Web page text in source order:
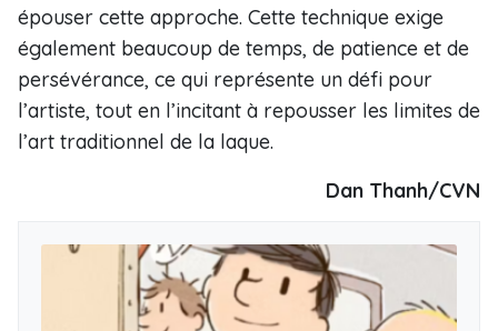
épouser cette approche. Cette technique exige
également beaucoup de temps, de patience et de
persévérance, ce qui représente un défi pour
l’artiste, tout en l’incitant à repousser les limites de
l’art traditionnel de la laque.
Dan Thanh/CVN